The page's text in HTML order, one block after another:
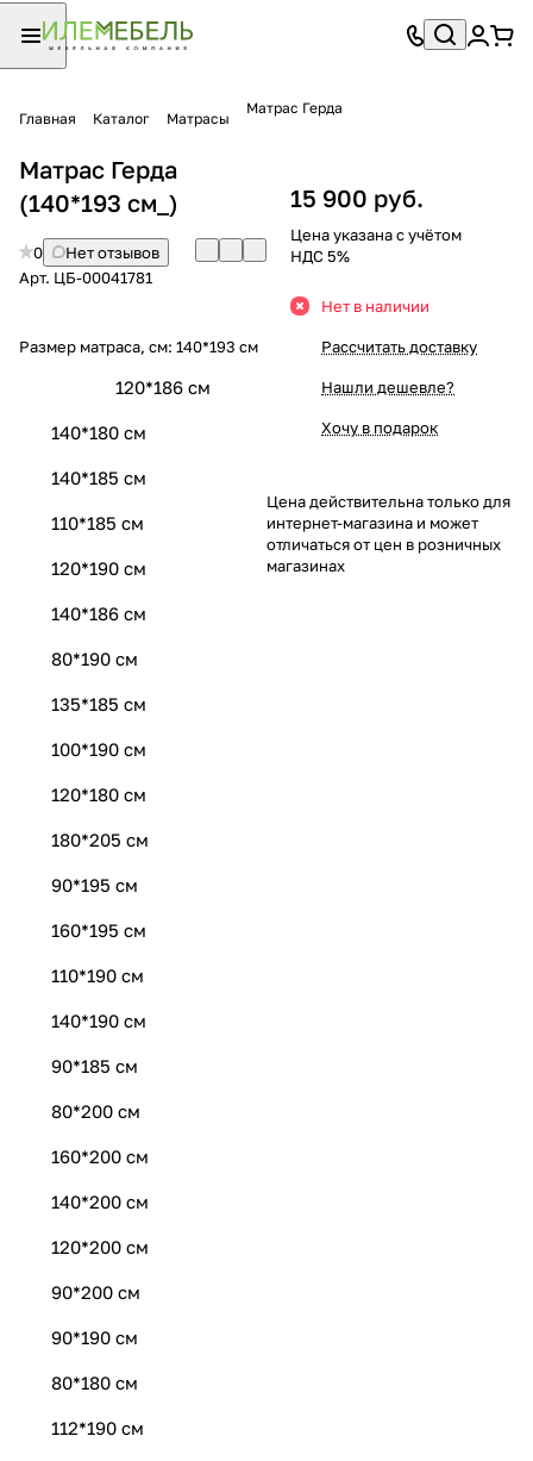
Главная Каталог Матрасы
Матрас Герда
Матрас Герда
(140*193 см_)
0
Нет отзывов
Арт. ЦБ-00041781
Размер матраса, см: 140*193 см
120*186 см
140*180 см
140*185 см
110*185 см
120*190 см
140*186 см
80*190 см
135*185 см
100*190 см
120*180 см
180*205 см
90*195 см
160*195 см
110*190 см
140*190 см
90*185 см
80*200 см
160*200 см
140*200 см
120*200 см
90*200 см
90*190 см
80*180 см
112*190 см
15 900 руб.
Цена указана с учётом
НДС 5%
Нет в наличии
Рассчитать доставку
Нашли дешевле?
Хочу в подарок
Цена действительна только для
интернет-магазина и может
отличаться от цен в розничных
магазинах